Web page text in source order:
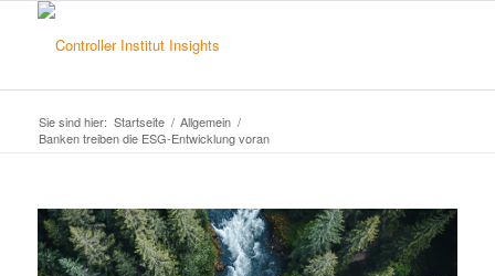
Sie sind hier: Startseite / Allgemein /
Banken treiben die ESG-Entwicklung voran